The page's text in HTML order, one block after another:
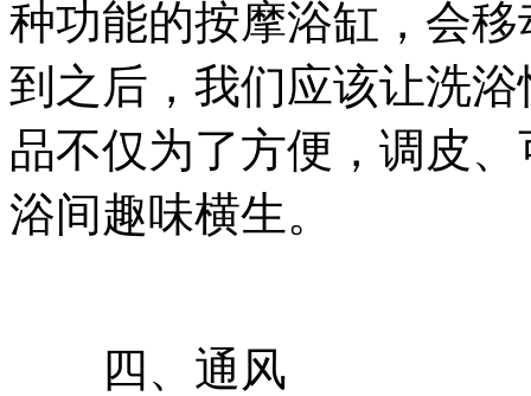
种功能的按摩浴缸，会
到之后，我们应该让洗
品不仅为了方便，调皮
浴间趣味横生。
四、通风